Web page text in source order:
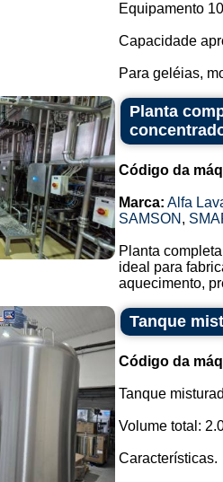
Equipamento
Capacidade
Para geléias,
Planta
Código da
Marca: Alfa
SAMSON ,
Planta
ideal para
aquecimento,
Tanque
Código da
Tanque
Volume total:
Características.